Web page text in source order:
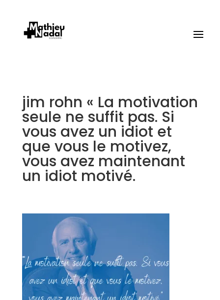
jim rohn « La motivation
seule ne suffit pas. Si
vous avez un idiot et
que vous le motivez,
vous avez maintenant
un idiot motivé.